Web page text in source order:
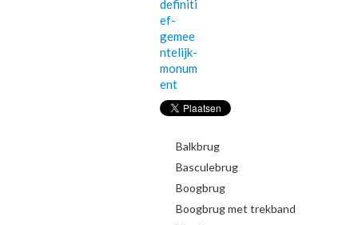
definiti
ef-
gemee
ntelijk-
monum
ent
Balkbrug
Basculebrug
Boogbrug
Boogbrug met trekband